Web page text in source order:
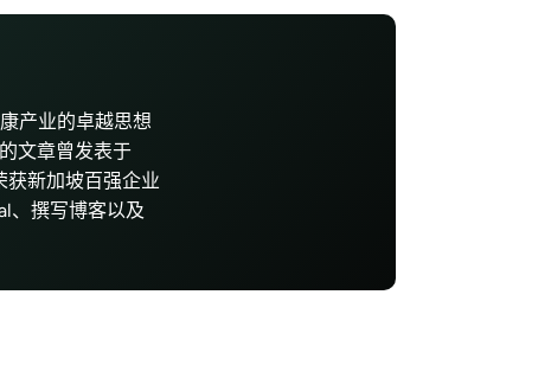
产业的卓越思想
文章曾发表于
获新加坡百强企业
、撰写博客以及